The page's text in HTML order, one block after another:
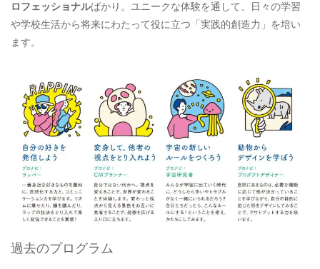
ロフェッショナルばかり。ユニークな体験を通して、日々の学習
や学校生活から将来にわたって役に立つ「実践的創造力」を培い
ます。
過去のプログラム